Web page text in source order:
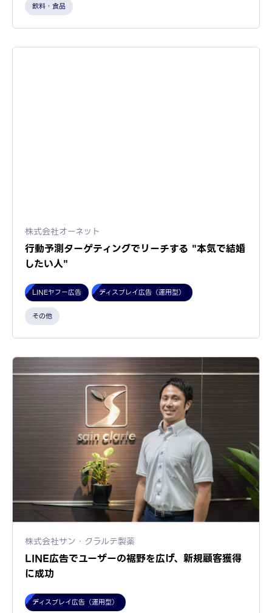
飲料・食品
株式会社オーネット
行動予測ターゲティングでリーチする "本気で結婚
したい人"
LINEヤフー広告 ディスプレイ広告（運用型）
その他
株式会社サン・クラルテ製薬
LINE広告でユーザーの裾野を広げ、新規顧客獲得
に成功
ディスプレイ広告（運用型）